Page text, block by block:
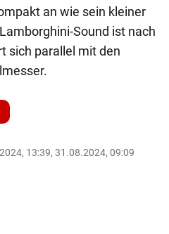
an wie sein kleiner
Sound ist nach
sich parallel mit den
13:39, 31.08.2024, 09:09